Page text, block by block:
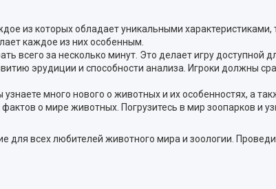
из которых обладает уникальными
каждое из них особенным.
всего за несколько минут. Это делает игру доступной
эрудиции и способности анализа. Игроки должны
узнаете много нового о животных и их особенностях, а
о мире животных. Погрузитесь в мир зоопарков и
для всех любителей животного мира и зоологии.